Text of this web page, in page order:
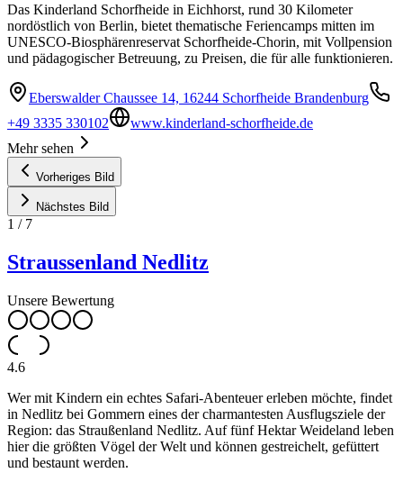
Das Kinderland Schorfheide in Eichhorst, rund 30 Kilometer
nordöstlich von Berlin, bietet thematische Feriencamps mitten im
UNESCO-Biosphärenreservat Schorfheide-Chorin, mit Vollpension
und pädagogischer Betreuung, zu Preisen, die für alle funktionieren.
Eberswalder Chaussee 14, 16244 Schorfheide Brandenburg
+49 3335 330102
www.kinderland-schorfheide.de
Mehr sehen
Vorheriges Bild
Nächstes Bild
1 / 7
Straussenland Nedlitz
Unsere Bewertung
4.6
Wer mit Kindern ein echtes Safari-Abenteuer erleben möchte, findet
in Nedlitz bei Gommern eines der charmantesten Ausflugsziele der
Region: das Straußenland Nedlitz. Auf fünf Hektar Weideland leben
hier die größten Vögel der Welt und können gestreichelt, gefüttert
und bestaunt werden.